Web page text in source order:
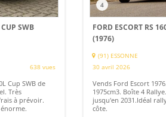
SWB
638 vues
Cup SWB de
Très
à prévoir.
4
FORD ESCORT RS
(1976)
(91) ESSONNE
30 avril 2026
Vends Ford Escort
1975cm3. Boîte 4
jusqu'en 2031.Idéal
côte.